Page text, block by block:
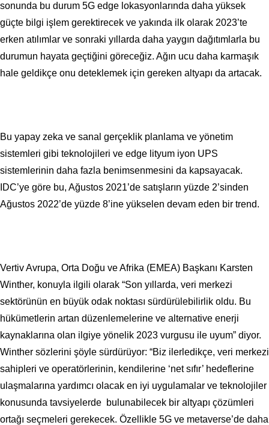
sonunda bu durum 5G edge lokasyonlarında daha yüksek
güçte bilgi işlem gerektirecek ve yakında ilk olarak 2023’te
erken atılımlar ve sonraki yıllarda daha yaygın dağıtımlarla bu
durumun hayata geçtiğini göreceğiz. Ağın ucu daha karmaşık
hale geldikçe onu deteklemek için gereken altyapı da artacak.
Bu yapay zeka ve sanal gerçeklik planlama ve yönetim
sistemleri gibi teknolojileri ve edge lityum iyon UPS
sistemlerinin daha fazla benimsenmesini da kapsayacak.
IDC’ye göre bu, Ağustos 2021’de satışların yüzde 2’sinden
Ağustos 2022’de yüzde 8’ine yükselen devam eden bir trend.
Vertiv Avrupa, Orta Doğu ve Afrika (EMEA) Başkanı Karsten
Winther, konuyla ilgili olarak “Son yıllarda, veri merkezi
sektörünün en büyük odak noktası sürdürülebilirlik oldu. Bu
hükümetlerin artan düzenlemelerine ve alternative enerji
kaynaklarına olan ilgiye yönelik 2023 vurgusu ile uyum” diyor.
Winther sözlerini şöyle sürdürüyor: “Biz ilerledikçe, veri merkezi
sahipleri ve operatörlerinin, kendilerine ‘net sıfır’ hedeflerine
ulaşmalarına yardımcı olacak en iyi uygulamalar ve teknolojiler
konusunda tavsiyelerde bulunabilecek bir altyapı çözümleri
ortağı seçmeleri gerekecek. Özellikle 5G ve metaverse’de daha